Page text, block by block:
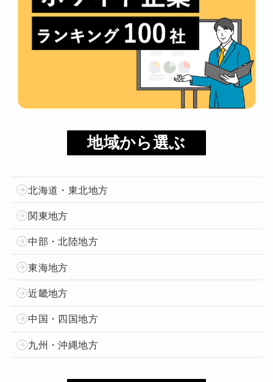
地域から選ぶ
北海道・東北地方
関東地方
中部・北陸地方
東海地方
近畿地方
中国・四国地方
九州・沖縄地方